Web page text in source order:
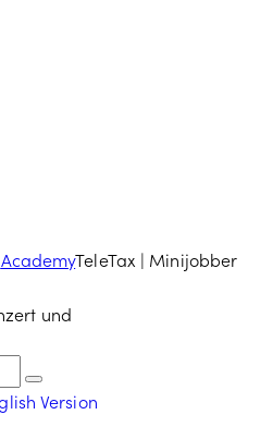
AcademyTeleTax | Minijobber